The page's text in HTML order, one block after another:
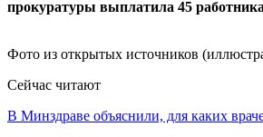
Фото из открытых источников
Сейчас читают
В Минздраве объяснили, для каких